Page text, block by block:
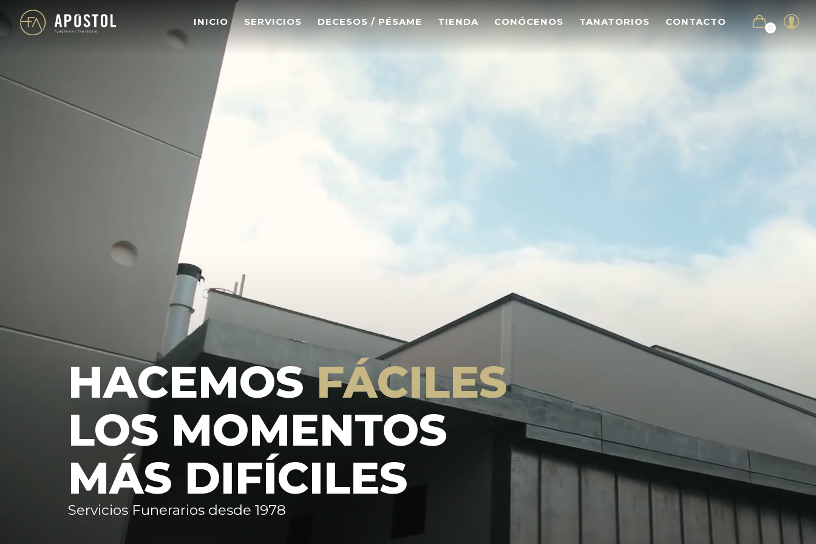
INICIO SERVICIOS DECESOS / PÉSAME TIENDA CONÓCENOS TANATORIOS CONTACTO
0
HACEMOSFÁCILES
LOS MOMENTOS
MÁS DIFÍCILES
Servicios Funerarios desde 1978